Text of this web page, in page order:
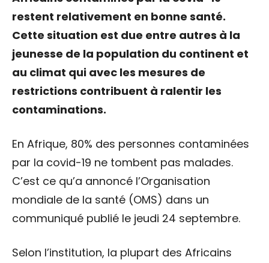
restent relativement en bonne santé.
Cette situation est due entre autres à la
jeunesse de la population du continent et
au climat qui avec les mesures de
restrictions contribuent à ralentir les
contaminations.
En Afrique, 80% des personnes contaminées
par la covid-19 ne tombent pas malades.
C’est ce qu’a annoncé l’Organisation
mondiale de la santé (OMS) dans un
communiqué publié le jeudi 24 septembre.
Selon l’institution, la plupart des Africains